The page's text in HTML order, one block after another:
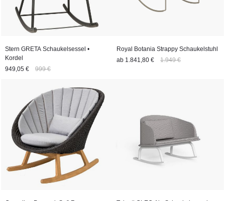
Stern GRETA Schaukelsessel •
Kordel
949,05 €
999 €
Royal Botania Strappy Schaukelstuhl
ab 1.841,80 € 1.949 €